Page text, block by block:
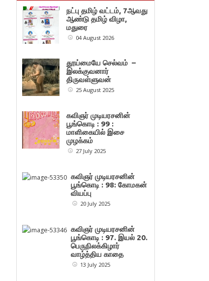
நட்பு தமிழ் வட்டம், 7ஆவது
ஆண்டு தமிழ் விழா,
மதுரை
04 August 2026
தூய்மையே செல்வம் –
இலக்குவனார்
திருவள்ளுவன்
25 August 2025
கவிஞர் முடியரசனின்
பூங்கொடி : 99 :
மாளிகையில் இசை
முழக்கம்
27 July 2025
கவிஞர் முடியரசனின்
பூங்கொடி : 98: கோமகன்
வியப்பு
20 July 2025
கவிஞர் முடியரசனின்
பூங்கொடி : 97. இயல் 20.
பெருநிலக்கிழார்
வாழ்த்திய காதை
13 July 2025